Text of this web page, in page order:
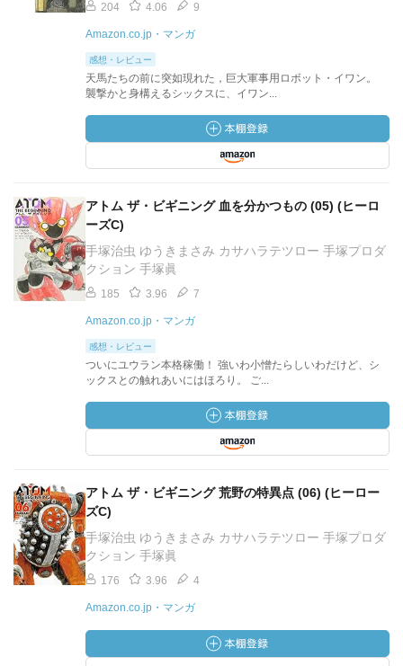
204 4.06 9
Amazon.co.jp・マンガ
感想・レビュー
天馬たちの前に突如現れた，巨大軍事用ロボット・イワン。
襲撃かと身構えるシックスに、イワン...
アトム ザ・ビギニング 血を分かつもの (05) (ヒーロ
ーズC)
手塚治虫 ゆうきまさみ カサハラテツロー 手塚プロダ
クション 手塚眞
185 3.96 7
Amazon.co.jp・マンガ
感想・レビュー
ついにユウラン本格稼働！ 強いわ小憎たらしいわだけど、シ
ックスとの触れあいにはほろり。 ご...
アトム ザ・ビギニング 荒野の特異点 (06) (ヒーロー
ズC)
手塚治虫 ゆうきまさみ カサハラテツロー 手塚プロダ
クション 手塚眞
176 3.96 4
Amazon.co.jp・マンガ